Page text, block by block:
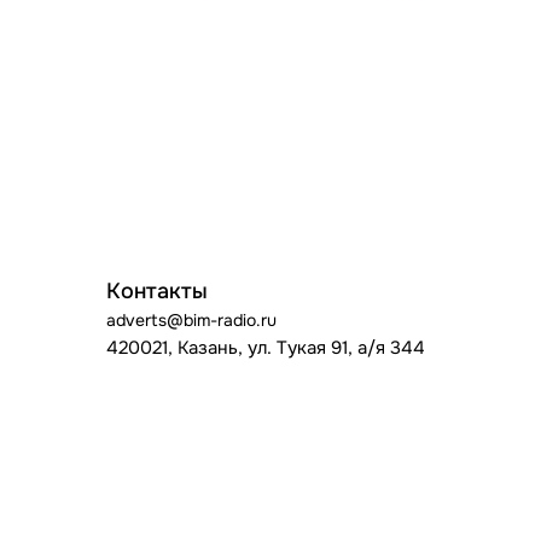
Контакты
adverts@bim-radio.ru
420021, Казань, ул. Тукая 91, а/я 344